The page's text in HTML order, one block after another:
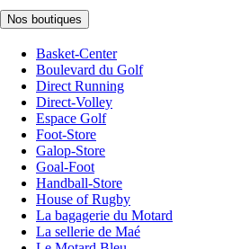
Nos boutiques
Basket-Center
Boulevard du Golf
Direct Running
Direct-Volley
Espace Golf
Foot-Store
Galop-Store
Goal-Foot
Handball-Store
House of Rugby
La bagagerie du Motard
La sellerie de Maé